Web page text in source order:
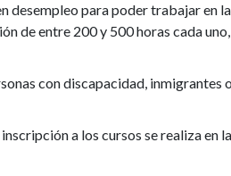
desempleo para poder trabajar en
de entre 200 y 500 horas cada
con discapacidad, inmigrantes
a los cursos se realiza en